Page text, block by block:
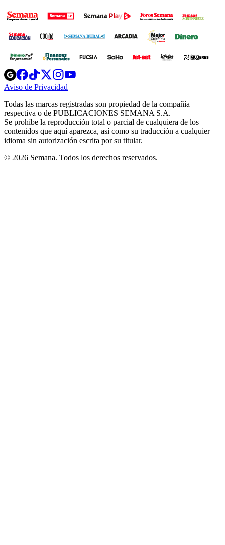
Opens
in
new
Opens
in
new
Opens
in
new
window
Opens
new
windowwindow
Aviso de Privacidad
new
window
Todas las marcas registradas son propiedad de la compañía
respectiva o de PUBLICACIONES SEMANA S.A.
Se prohíbe la reproducción total o parcial de cualquiera de los
contenidos que aquí aparezca, así como su traducción a cualquier
idioma sin autorización escrita por su titular.
© 2026 Semana. Todos los derechos reservados.